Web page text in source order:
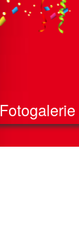
Fotogalerie